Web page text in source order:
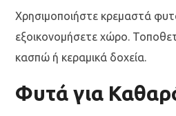
Χρησιμοποιήστε κρεμαστά
εξοικονομήσετε χώρο.
κασπώ ή κεραμικά δοχεία.
Φυτά για